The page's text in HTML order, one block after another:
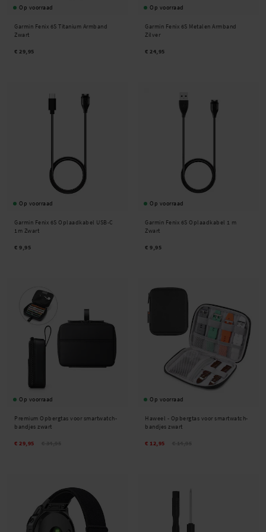
Op voorraad
Garmin Fenix 6S Titanium Armband
Zwart
€ 29,95
Op voorraad
Garmin Fenix 6S Metalen Armband
Zilver
€ 24,95
Op voorraad
Garmin Fenix 6S Oplaadkabel USB-C
1m Zwart
€ 9,95
Op voorraad
Garmin Fenix 6S Oplaadkabel 1 m
Zwart
€ 9,95
Op voorraad
Premium Opbergtas voor smartwatch-
bandjes zwart
€ 29,95
Op voorraad
Haweel - Opbergtas voor smartwatch-
bandjes zwart
€ 12,95